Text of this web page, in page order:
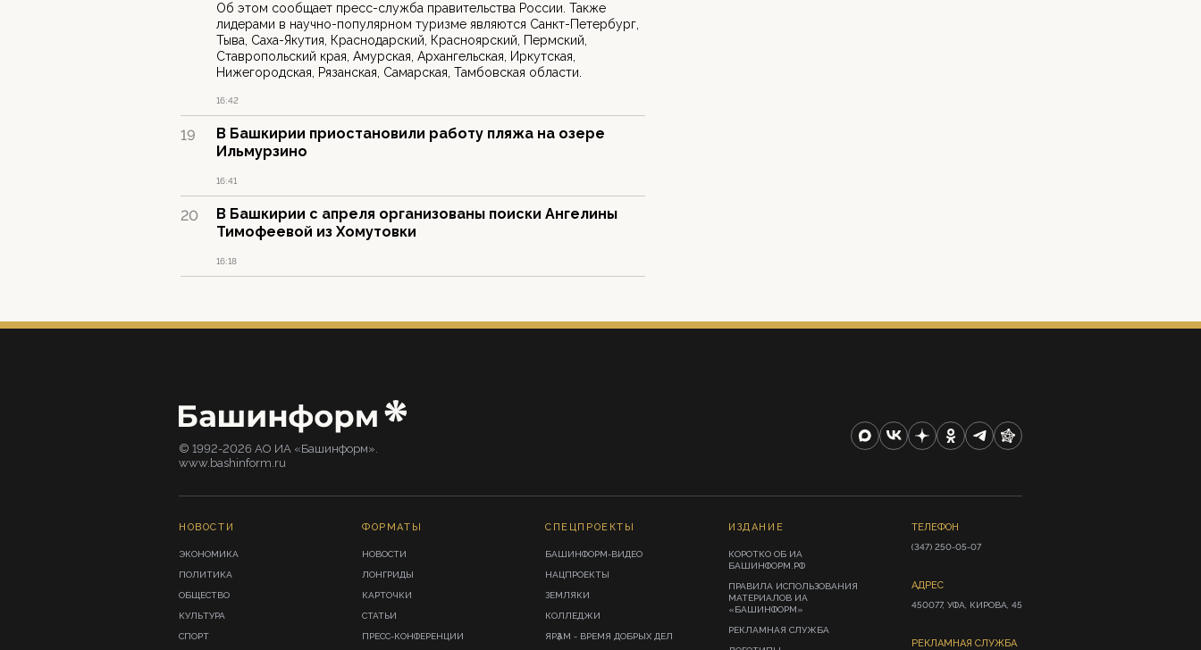
Об этом сообщает пресс-служба правительства России. Также
лидерами в научно-популярном туризме являются Санкт-Петербург,
Тыва, Саха-Якутия, Краснодарский, Красноярский, Пермский,
Ставропольский края, Амурская, Архангельская, Иркутская,
Нижегородская, Рязанская, Самарская, Тамбовская области.
16:42
19
В Башкирии приостановили работу пляжа на озере
Ильмурзино
16:41
20
В Башкирии с апреля организованы поиски Ангелины
Тимофеевой из Хомутовки
16:18
© 1992-2026 АО ИА «Башинформ».
www.bashinform.ru
НОВОСТИ
ЭКОНОМИКА
ПОЛИТИКА
ОБЩЕСТВО
КУЛЬТУРА
СПОРТ
ФОРМАТЫ
НОВОСТИ
ЛОНГРИДЫ
КАРТОЧКИ
СТАТЬИ
ПРЕСС-КОНФЕРЕНЦИИ
СПЕЦПРОЕКТЫ
БАШИНФОРМ-ВИДЕО
НАЦПРОЕКТЫ
ЗЕМЛЯКИ
КОЛЛЕДЖИ
ЯРҘАМ - ВРЕМЯ ДОБРЫХ ДЕЛ
ИЗДАНИЕ
КОРОТКО ОБ ИА
БАШИНФОРМ.РФ
ПРАВИЛА ИСПОЛЬЗОВАНИЯ
МАТЕРИАЛОВ ИА
«БАШИНФОРМ»
РЕКЛАМНАЯ СЛУЖБА
ТЕЛЕФОН
(347) 250-05-07
АДРЕС
450077, УФА, КИРОВА, 45
РЕКЛАМНАЯ СЛУЖБА